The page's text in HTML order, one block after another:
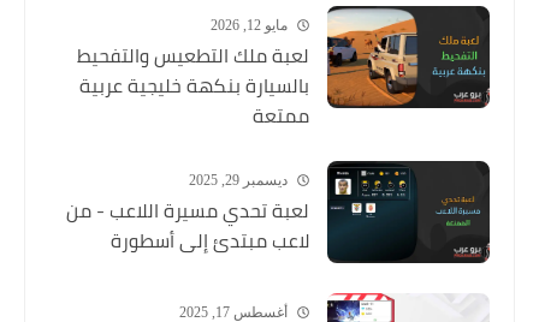
مايو 12, 2026
لعبة ملك التطعيس والتفحيط
بالسيارة بنكهة خليجية عربية
ممتعة
ديسمبر 29, 2025
لعبة تحدي مسيرة اللاعب - من
لاعب مبتدئ إلى أسطورة
أغسطس 17, 2025